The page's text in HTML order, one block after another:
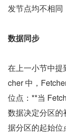
发节点均不相同
数据同步
在上一小节中
cher 中，
位点：**当
数据决定分区
据分区的起始